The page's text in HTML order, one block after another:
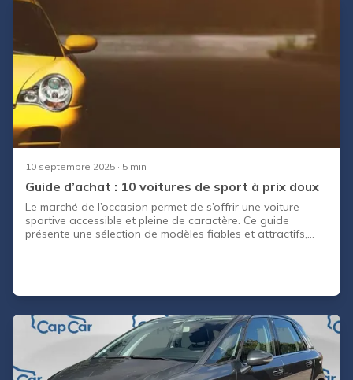
10 septembre 2025 · 5 min
Guide d’achat : 10 voitures de sport à prix doux
Le marché de l’occasion permet de s’offrir une voiture
sportive accessible et pleine de caractère. Ce guide
présente une sélection de modèles fiables et attractifs,